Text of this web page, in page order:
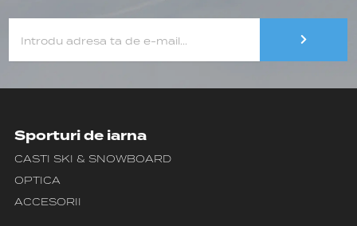
Sporturi de iarna
CASTI SKI & SNOWBOARD
OPTICA
ACCESORII